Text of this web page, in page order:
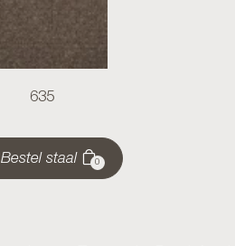
635
Bestel staal 0